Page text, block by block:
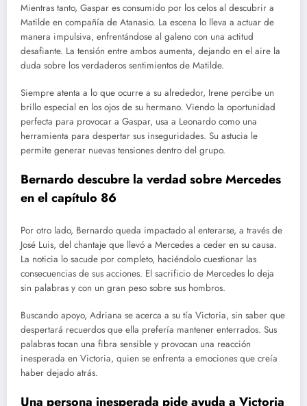
Mientras tanto, Gaspar es consumido por los celos al descubrir a
Matilde en compañía de Atanasio. La escena lo lleva a actuar de
manera impulsiva, enfrentándose al galeno con una actitud
desafiante. La tensión entre ambos aumenta, dejando en el aire la
duda sobre los verdaderos sentimientos de Matilde.
Siempre atenta a lo que ocurre a su alrededor, Irene percibe un
brillo especial en los ojos de su hermano. Viendo la oportunidad
perfecta para provocar a Gaspar, usa a Leonardo como una
herramienta para despertar sus inseguridades. Su astucia le
permite generar nuevas tensiones dentro del grupo.
Bernardo descubre la verdad sobre Mercedes
en el capítulo 86
Por otro lado, Bernardo queda impactado al enterarse, a través de
José Luis, del chantaje que llevó a Mercedes a ceder en su causa.
La noticia lo sacude por completo, haciéndolo cuestionar las
consecuencias de sus acciones. El sacrificio de Mercedes lo deja
sin palabras y con un gran peso sobre sus hombros.
Buscando apoyo, Adriana se acerca a su tía Victoria, sin saber que
despertará recuerdos que ella prefería mantener enterrados. Sus
palabras tocan una fibra sensible y provocan una reacción
inesperada en Victoria, quien se enfrenta a emociones que creía
haber dejado atrás.
Una persona inesperada pide ayuda a Victoria